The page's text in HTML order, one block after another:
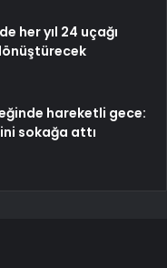
her yıl 24 uçağı
hareketli gece:
sokağa attı